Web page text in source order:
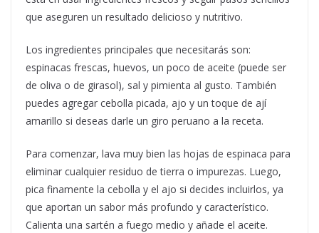
que aseguren un resultado delicioso y nutritivo.
Los ingredientes principales que necesitarás son:
espinacas frescas, huevos, un poco de aceite (puede ser
de oliva o de girasol), sal y pimienta al gusto. También
puedes agregar cebolla picada, ajo y un toque de ají
amarillo si deseas darle un giro peruano a la receta.
Para comenzar, lava muy bien las hojas de espinaca para
eliminar cualquier residuo de tierra o impurezas. Luego,
pica finamente la cebolla y el ajo si decides incluirlos, ya
que aportan un sabor más profundo y característico.
Calienta una sartén a fuego medio y añade el aceite.